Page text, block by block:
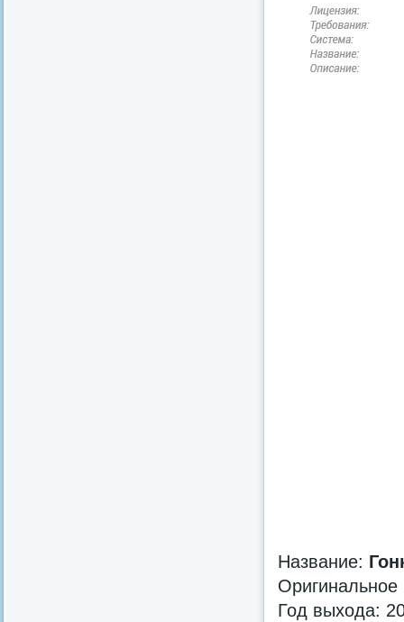
Название:
Год выхода: